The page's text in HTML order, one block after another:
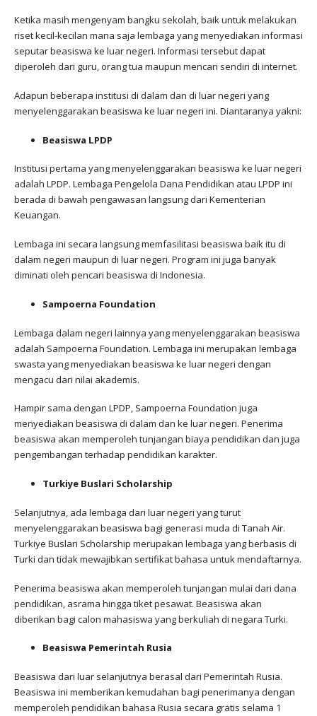
Ketika masih mengenyam bangku sekolah, baik untuk melakukan
riset kecil-kecilan mana saja lembaga yang menyediakan informasi
seputar beasiswa ke luar negeri. Informasi tersebut dapat
diperoleh dari guru, orang tua maupun mencari sendiri di internet.
Adapun beberapa institusi di dalam dan di luar negeri yang
menyelenggarakan beasiswa ke luar negeri ini. Diantaranya yakni:
Beasiswa LPDP
Institusi pertama yang menyelenggarakan beasiswa ke luar negeri
adalah LPDP. Lembaga Pengelola Dana Pendidikan atau LPDP ini
berada di bawah pengawasan langsung dari Kementerian
Keuangan.
Lembaga ini secara langsung memfasilitasi beasiswa baik itu di
dalam negeri maupun di luar negeri. Program ini juga banyak
diminati oleh pencari beasiswa di Indonesia.
Sampoerna Foundation
Lembaga dalam negeri lainnya yang menyelenggarakan beasiswa
adalah Sampoerna Foundation. Lembaga ini merupakan lembaga
swasta yang menyediakan beasiswa ke luar negeri dengan
mengacu dari nilai akademis.
Hampir sama dengan LPDP, Sampoerna Foundation juga
menyediakan beasiswa di dalam dan ke luar negeri. Penerima
beasiswa akan memperoleh tunjangan biaya pendidikan dan juga
pengembangan terhadap pendidikan karakter.
Turkiye Buslari Scholarship
Selanjutnya, ada lembaga dari luar negeri yang turut
menyelenggarakan beasiswa bagi generasi muda di Tanah Air.
Turkiye Buslari Scholarship merupakan lembaga yang berbasis di
Turki dan tidak mewajibkan sertifikat bahasa untuk mendaftarnya.
Penerima beasiswa akan memperoleh tunjangan mulai dari dana
pendidikan, asrama hingga tiket pesawat. Beasiswa akan
diberikan bagi calon mahasiswa yang berkuliah di negara Turki.
Beasiswa Pemerintah Rusia
Beasiswa dari luar selanjutnya berasal dari Pemerintah Rusia.
Beasiswa ini memberikan kemudahan bagi penerimanya dengan
memperoleh pendidikan bahasa Rusia secara gratis selama 1